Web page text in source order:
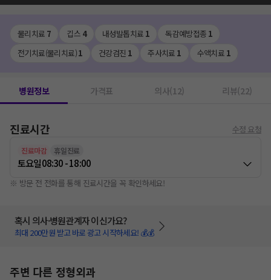
물리치료 7 깁스 4 내성발톱치료 1 독감예방접종 1
전기치료(물리치료)1 건강검진 1 주사치료 1 수액치료 1
병원정보 가격표 의사(12) 리뷰(22)
진료시간 수정 요청
진료마감 휴일진료
토요일08:30 - 18:00
※ 방문 전 전화를 통해 진료시간을 꼭 확인하세요!
혹시 의사·병원관계자 이신가요?
최대 200만원 받고 바로 광고 시작하세요! 💰💰
주변 다른 정형외과